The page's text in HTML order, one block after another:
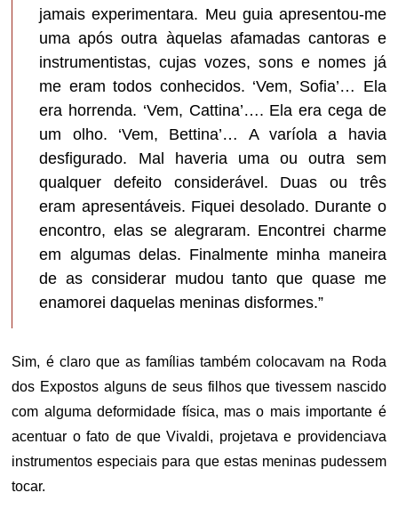
jamais experimentara. Meu guia apresentou-me
uma após outra àquelas afamadas cantoras e
instrumentistas, cujas vozes, sons e nomes já
me eram todos conhecidos. ‘Vem, Sofia’… Ela
era horrenda. ‘Vem, Cattina’…. Ela era cega de
um olho. ‘Vem, Bettina’… A varíola a havia
desfigurado. Mal haveria uma ou outra sem
qualquer defeito considerável. Duas ou três
eram apresentáveis. Fiquei desolado. Durante o
encontro, elas se alegraram. Encontrei charme
em algumas delas. Finalmente minha maneira
de as considerar mudou tanto que quase me
enamorei daquelas meninas disformes.”
Sim, é claro que as famílias também colocavam na Roda
dos Expostos alguns de seus filhos que tivessem nascido
com alguma deformidade física, mas o mais importante é
acentuar o fato de que Vivaldi, projetava e providenciava
instrumentos especiais para que estas meninas pudessem
tocar.